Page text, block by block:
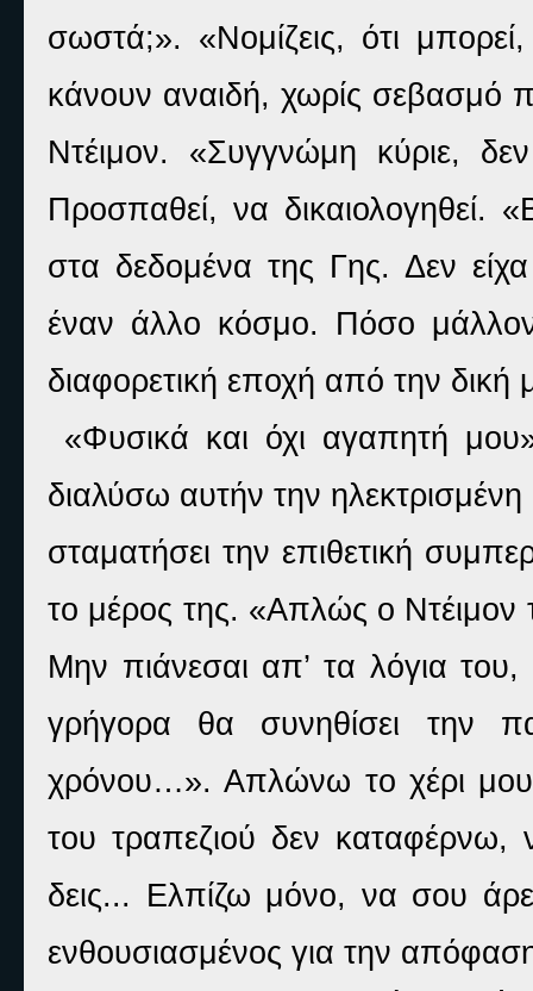
σωστά;». «Νομίζεις, ότι
κάνουν αναιδή, χωρίς σεβασμό
Ντέιμον. «Συγγνώμη κύριε,
Προσπαθεί, να δικαιολογηθεί.
στα δεδομένα της Γης. Δεν
έναν άλλο κόσμο. Πόσο μάλλον
διαφορετική εποχή από την
«Φυσικά και όχι αγαπητή
διαλύσω αυτήν την
σταματήσει την επιθετική
το μέρος της. «Απλώς ο Ντέιμον
Μην πιάνεσαι απ’ τα λόγια
γρήγορα θα συνηθίσει την
χρόνου…». Απλώνω το χέρι
του τραπεζιού δεν καταφέρνω,
δεις... Ελπίζω μόνο, να σου
ενθουσιασμένος για την